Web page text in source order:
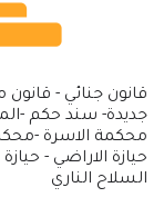
قانون جنائي - قانون
جديدة- سند حكم -
محكمة الاسرة -
حيازة الاراضي -
السلاح الناري